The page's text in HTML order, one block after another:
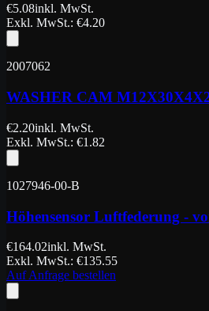
€5.08inkl. MwSt.
Exkl. MwSt.: €4.20
2007062
WASHER CAM
€2.20inkl. MwSt.
Exkl. MwSt.: €1.82
1027946-00-B
Höhensensor Luftfederung -
€164.02inkl. MwSt.
Exkl. MwSt.: €135.55
Auf Anfrage bestellen